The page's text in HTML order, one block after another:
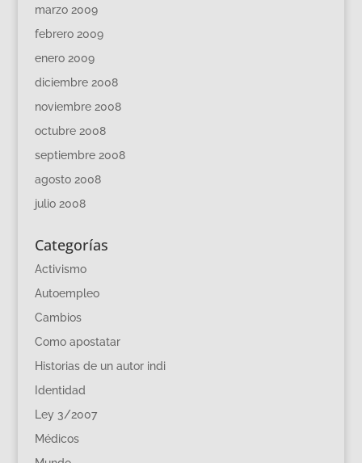
marzo 2009
febrero 2009
enero 2009
diciembre 2008
noviembre 2008
octubre 2008
septiembre 2008
agosto 2008
julio 2008
Categorías
Activismo
Autoempleo
Cambios
Como apostatar
Historias de un autor indi
Identidad
Ley 3/2007
Médicos